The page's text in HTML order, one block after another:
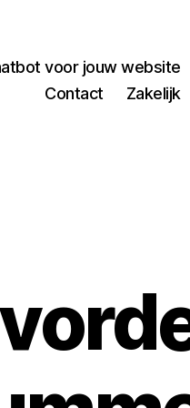
voor jouw website
Contact
Zakelijk